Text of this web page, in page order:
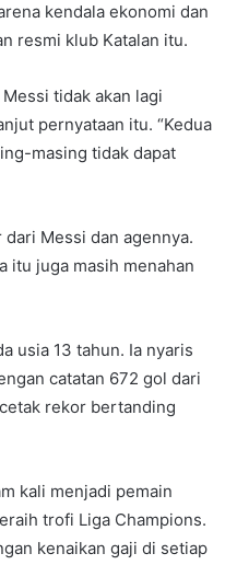
kendala ekonomi dan
resmi klub Katalan itu.
tidak akan lagi
pernyataan itu. “Kedua
masing tidak dapat
Messi dan agennya.
itu juga masih menahan
usia 13 tahun. Ia nyaris
catatan 672 gol dari
rekor bertanding
kali menjadi pemain
trofi Liga Champions.
kenaikan gaji di setiap